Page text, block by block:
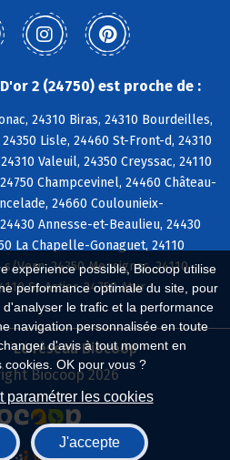
expérience possible, Biocoop utilise
performance optimale du site, pour
le trafic et la performance
navigation personnalisée en toute
d'avis à tout moment en
cookies. OK pour vous ?
paramétrer les cookies
J'accepte
2 (24750) est proche de :
24310 Biras, 24310 Bourdeilles,
Lisle, 24460 St-Front-d, 24310
Valeuil, 24350 Creyssac, 24110
Champcevinel, 24460 Château-
24660 Coulounieix-
Annesse-et-Beaulieu, 24430
La Chapelle-Gonaguet, 24110
Vern, 24350 Mensignac, 24110
St-Astier, 24750 Atur
Le réseau Biocoop
Biocoop 2026